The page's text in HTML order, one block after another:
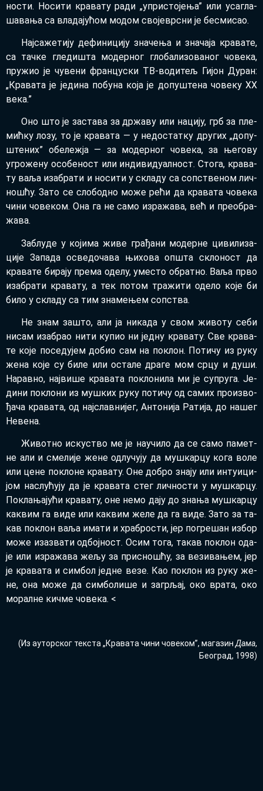
но­сти. Но­си­ти кра­ва­ту ра­ди „упри­сто­је­ња” или уса­гла­
ша­ва­ња са вла­да­ју­ћом мо­дом сво­је­вр­сни је бе­сми­сао.
Нај­са­же­ти­ју де­фи­ни­ци­ју зна­че­ња и зна­ча­ја кра­ва­те,
са тач­ке гле­ди­шта мо­дер­ног гло­ба­ли­зо­ва­ног чо­ве­ка,
пру­жио је чу­ве­ни фран­цу­ски ТВ-во­ди­тељ Ги­јон Ду­ран:
„Кра­ва­та је је­ди­на по­бу­на ко­ја је до­пу­ште­на чо­ве­ку XX
ве­ка.”
Оно што је за­ста­ва за др­жа­ву или на­ци­ју, грб за пле­
мић­ку ло­зу, то је кра­ва­та — у не­до­стат­ку дру­гих „до­пу­
ште­них” обе­леж­ја — за мо­дер­ног чо­ве­ка, за ње­го­ву
угро­же­ну осо­бе­ност или ин­ди­ви­ду­ал­ност. Сто­га, кра­ва­
ту ва­ља иза­бра­ти и но­си­ти у скла­ду са соп­стве­ном лич­
но­шћу. За­то се сло­бод­но мо­же ре­ћи да кра­ва­та чо­ве­ка
чи­ни чо­ве­ком. Она га не са­мо из­ра­жа­ва, већ и пре­о­бра­
жа­ва.
За­блу­де у ко­ји­ма жи­ве гра­ђа­ни мо­дер­не ци­ви­ли­за­
ци­је За­па­да осве­до­ча­ва њи­хо­ва оп­шта скло­ност да
кра­ва­те би­ра­ју пре­ма оде­лу, уме­сто обрат­но. Ва­ља пр­во
иза­бра­ти кра­ва­ту, а тек по­том тра­жи­ти оде­ло ко­је би
би­ло у скла­ду са тим зна­ме­њем соп­ства.
Не знам за­што, али ја ни­ка­да у свом жи­во­ту се­би
ни­сам иза­брао ни­ти ку­пио ни јед­ну кра­ва­ту. Све кра­ва­
те ко­је по­се­ду­јем до­био сам на по­клон. По­ти­чу из ру­ку
же­на ко­је су би­ле или оста­ле дра­ге мом ср­цу и ду­ши.
На­рав­но, нај­ви­ше кра­ва­та по­кло­ни­ла ми је су­пру­га. Је­
ди­ни по­кло­ни из му­шких ру­ку по­ти­чу од са­мих про­из­во­
ђа­ча кра­ва­та, од нај­слав­ни­јег, Ан­то­ни­ја Ра­ти­ја, до на­шег
Не­ве­на.
Жи­вот­но ис­ку­ство ме је на­у­чи­ло да се са­мо па­мет­
не али и сме­ли­је же­не од­лу­чу­ју да му­шкар­цу ко­га во­ле
или це­не по­кло­не кра­ва­ту. Оне до­бро зна­ју или ин­ту­и­ци­
јом на­слу­ћу­ју да је кра­ва­та стег лич­но­сти у му­шкар­цу.
По­кла­ња­ју­ћи кра­ва­ту, оне не­мо да­ју до зна­ња му­шкар­цу
ка­квим га ви­де или ка­квим же­ле да га ви­де. За­то за та­
кав по­клон ва­ља има­ти и хра­бро­сти, јер по­гре­шан из­бор
мо­же иза­зва­ти од­бој­ност. Осим то­га, та­кав по­клон ода­
је или из­ра­жа­ва же­љу за при­сно­шћу, за ве­зи­ва­њем, јер
је кра­ва­та и сим­бол јед­не ве­зе. Као по­клон из ру­ку же­
не, она мо­же да сим­бо­ли­ше и за­гр­љај, око вра­та, око
мо­рал­не кич­ме чо­ве­ка. <
(Из ау­тор­ског тек­ста „Кра­ва­та чи­ни чо­ве­ком”, ма­га­зинДа­ма,
Бе­о­град, 1998)